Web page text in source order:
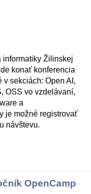
informatiky Žilinskej
konať konferencia
sekciách: Open AI,
OSS vo vzdelávaní,
a
je možné registrovať
návštevu.
OpenCamp